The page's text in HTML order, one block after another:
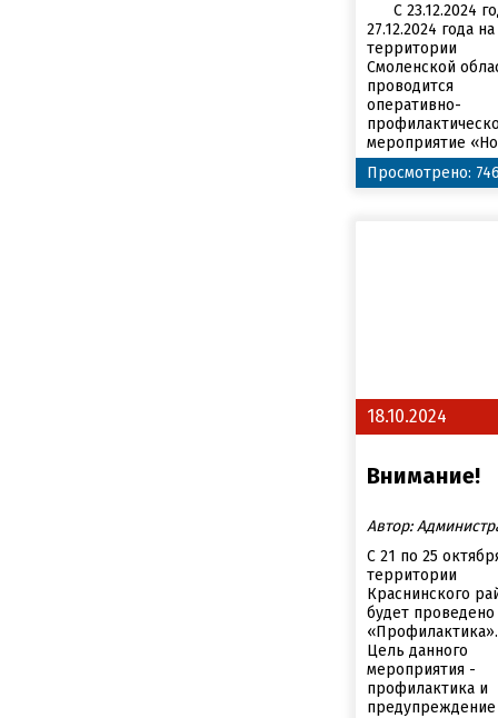
С 23.12.2024
27.12.2024 года на
территории
Смоленской
проводится
оперативно-
мероприятие
Просмотрено:
18.10.2024
Внимание!
Автор:
С 21 по 25
территории
Краснинского
будет
Цель данного
мероприятия -
профилактика и
предупреждение